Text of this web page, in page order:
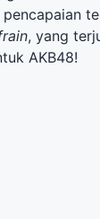
, yang
AKB48!